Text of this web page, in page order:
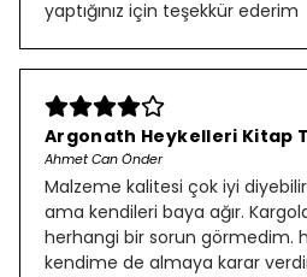
yaptığınız için teşekkür ederim
Argonath Heykelleri Kitap
Ahmet Can Önder
Malzeme kalitesi çok iyi
ama kendileri baya ağır.
herhangi bir sorun görmedim.
kendime de almaya karar